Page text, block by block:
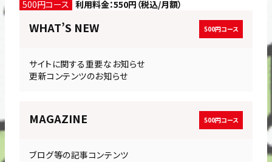
500円コース 利用料金：550円（税込/月額）
WHAT’S NEW 500円コース
サイトに関する重要なお知らせ
更新コンテンツのお知らせ
MAGAZINE 500円コース
ブログ等の記事コンテンツ